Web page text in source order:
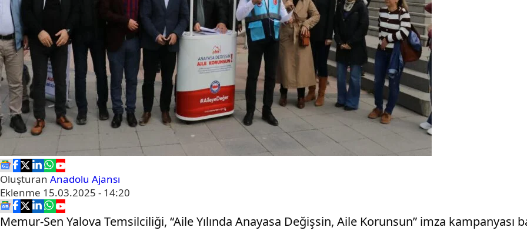
Oluşturan Anadolu Ajansı
Eklenme 15.03.2025 - 14:20
Memur-Sen Yalova Temsilciliği, “Aile Yılında Anayasa Değişsin, Aile Korunsun” imza kampanyası